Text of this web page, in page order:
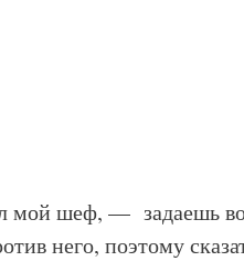
мой шеф, — задаешь
него, поэтому